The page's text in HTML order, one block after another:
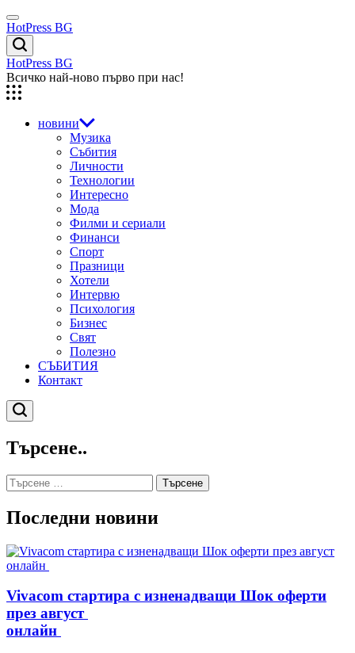
Skip
to
content
Menu
HotPress BG
Търсене
HotPress BG
Всичко най-ново първо при нас!
новини
Музика
Събития
Личности
Технологии
Интересно
Мода
Филми и сериали
Финанси
Спорт
Празници
Хотели
Интервю
Психология
Бизнес
Свят
Полезно
СЪБИТИЯ
Контакт
Търсене
Търсене..
Търсене
за:
Последни новини
Vivacom стартира с изненадващи Шок оферти
през август
онлайн